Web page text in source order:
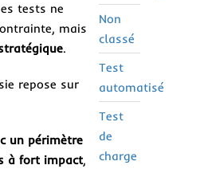
tests ne
mais
.
repose sur
un périmètre
à fort impact,
Non
classé
Test
automatisé
Test
de
charge